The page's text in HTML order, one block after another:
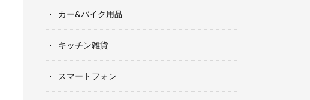
カー&バイク用品
キッチン雑貨
スマートフォン